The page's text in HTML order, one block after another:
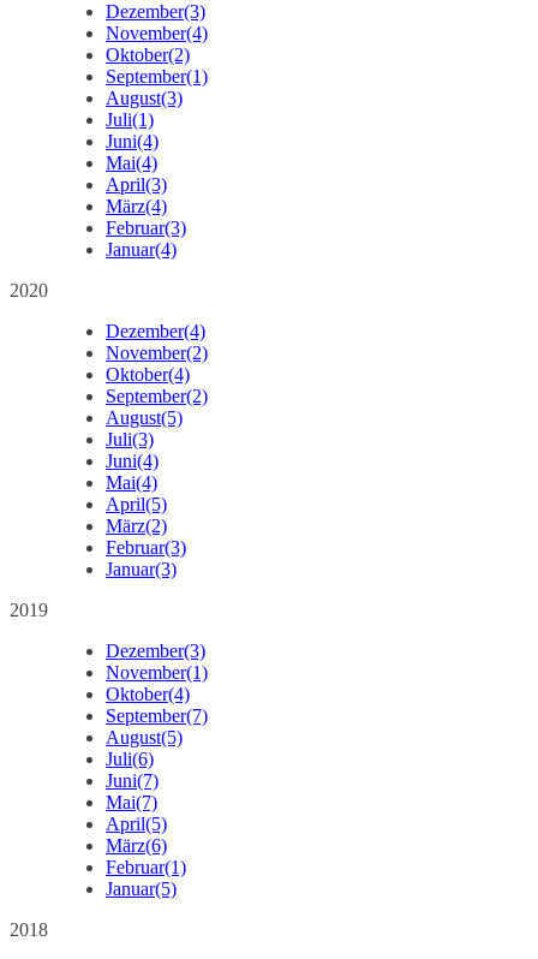
Dezember(3)
November(4)
Oktober(2)
September(1)
August(3)
Juli(1)
Juni(4)
Mai(4)
April(3)
März(4)
Februar(3)
Januar(4)
2020
Dezember(4)
November(2)
Oktober(4)
September(2)
August(5)
Juli(3)
Juni(4)
Mai(4)
April(5)
März(2)
Februar(3)
Januar(3)
2019
Dezember(3)
November(1)
Oktober(4)
September(7)
August(5)
Juli(6)
Juni(7)
Mai(7)
April(5)
März(6)
Februar(1)
Januar(5)
2018